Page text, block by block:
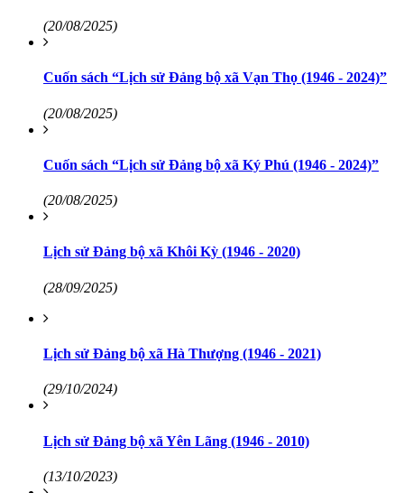
(20/08/2025)
Cuốn sách “Lịch sử Đảng bộ xã Vạn Thọ (1946 - 2024)”
(20/08/2025)
Cuốn sách “Lịch sử Đảng bộ xã Ký Phú (1946 - 2024)”
(20/08/2025)
Lịch sử Đảng bộ xã Khôi Kỳ (1946 - 2020)
(28/09/2025)
Lịch sử Đảng bộ xã Hà Thượng (1946 - 2021)
(29/10/2024)
Lịch sử Đảng bộ xã Yên Lãng (1946 - 2010)
(13/10/2023)